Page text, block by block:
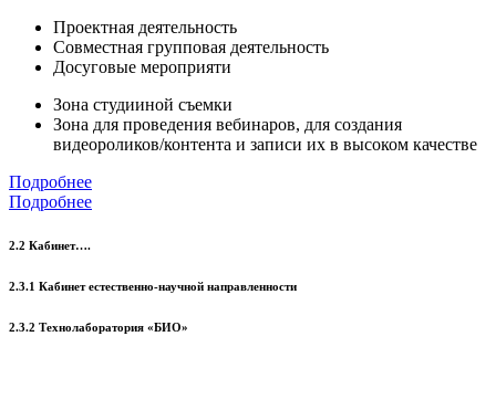
Проектная деятельность
Совместная групповая деятельность
Досуговые мероприяти
Зона студииной съемки
Зона для проведения вебинаров, для создания
видеороликов/контента и записи их в высоком качестве
Подробнее
Подробнее
2.2 Кабинет….
2.3.1 Кабинет естественно-научной направленности
2.3.2 Технолаборатория «БИО»